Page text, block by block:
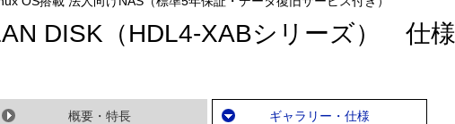
DISK（HDL4-XABシリーズ） 仕様
概要・特長 ギャラリー・仕様